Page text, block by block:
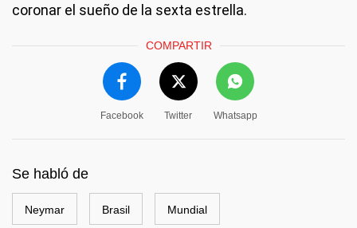
coronar el sueño de la sexta estrella.
COMPARTIR
Facebook Twitter Whatsapp
Se habló de
Neymar Brasil Mundial